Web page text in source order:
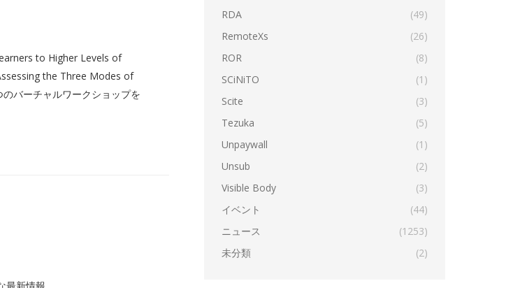
to Higher Levels of
the Three Modes of
バーチャルワークショップを
RDA
(49)
RemoteXs
(26)
ROR
(8)
SCiNiTO
(1)
Scite
(3)
Tezuka
(5)
Unpaywall
(1)
Unsub
(2)
Visible Body
(3)
イベント
(44)
ニュース
(1253)
未分類
(2)